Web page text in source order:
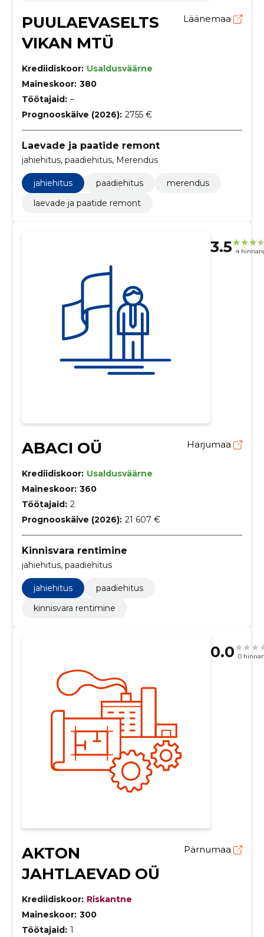
PUULAEVASELTS
VIKAN MTÜ
Läänemaa
Krediidiskoor: Usaldusväärne
Maineskoor: 380
Töötajaid: –
Prognooskäive (2026): 2755 €
Laevade ja paatide remont
jahiehitus, paadiehitus, Merendus
jahiehitus paadiehitus
merendus
laevade ja paatide remont
3.5 4
ABACI OÜ Harjumaa
Krediidiskoor: Usaldusväärne
Maineskoor: 360
Töötajaid: 2
Prognooskäive (2026): 21 607 €
Kinnisvara rentimine
jahiehitus, paadiehitus
jahiehitus
paadiehitus
kinnisvara rentimine
0.0 0
AKTON
JAHTLAEVAD OÜ
Pärnumaa
Krediidiskoor: Riskantne
Maineskoor: 300
Töötajaid: 1